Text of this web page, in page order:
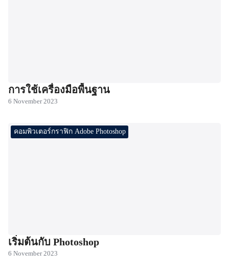
การใช้เครื่องมือพื้นฐาน
6 November 2023
คอมพิวเตอร์กราฟิก Adobe Photoshop
เริ่มต้นกับ Photoshop
6 November 2023